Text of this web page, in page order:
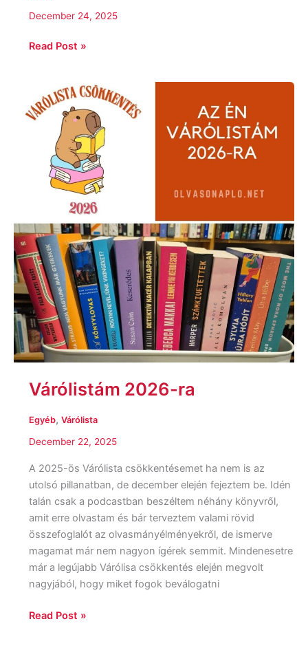
December 24, 2025
Read Post »
Várólistám 2026-ra
Egyéb, Várólista
December 22, 2025
A 2025-ös Várólista csökkentésemet ha nem is az
utolsó pillanatban, de december elején fejeztem be. Idén
talán csak a podcastban beszéltem néhány könyvről,
amit erre olvastam és bár terveztem valami rövid
összefoglalót az olvasmányélményekről, de ismerve
magamat már nem nagyon ígérek semmit. Mindenesetre
már a legújabb Várólisa csökkentés elején megvolt
nagyjából, hogy miket fogok beválogatni
Várólistám
2026-
ra
Read Post »